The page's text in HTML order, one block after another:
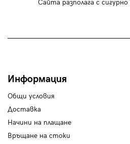
Сайта разполага с
Информация
Общи условия
Доставка
Начини на плащане
Връщане на стоки